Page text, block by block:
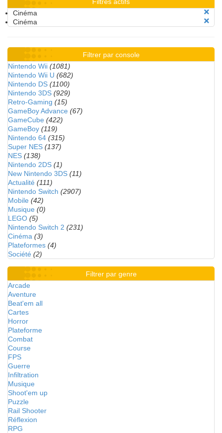
Cinéma
Cinéma
Filtrer par console
Nintendo Wii (1081)
Nintendo Wii U (682)
Nintendo DS (1100)
Nintendo 3DS (929)
Retro-Gaming (15)
GameBoy Advance (67)
GameCube (422)
GameBoy (119)
Nintendo 64 (315)
Super NES (137)
NES (138)
Nintendo 2DS (1)
New Nintendo 3DS (11)
Actualité (111)
Nintendo Switch (2907)
Mobile (42)
Musique (0)
LEGO (5)
Nintendo Switch 2 (231)
Cinéma (3)
Plateformes (4)
Société (2)
Filtrer par genre
Arcade
Aventure
Beat'em all
Cartes
Horror
Plateforme
Combat
Course
FPS
Guerre
Infiltration
Musique
Shoot'em up
Puzzle
Rail Shooter
Réflexion
RPG